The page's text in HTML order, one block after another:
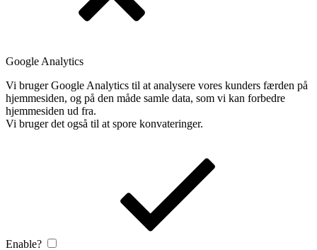
Google Analytics
Vi bruger Google Analytics til at analysere vores kunders færden på
hjemmesiden, og på den måde samle data, som vi kan forbedre
hjemmesiden ud fra.
Vi bruger det også til at spore konvateringer.
Enable?